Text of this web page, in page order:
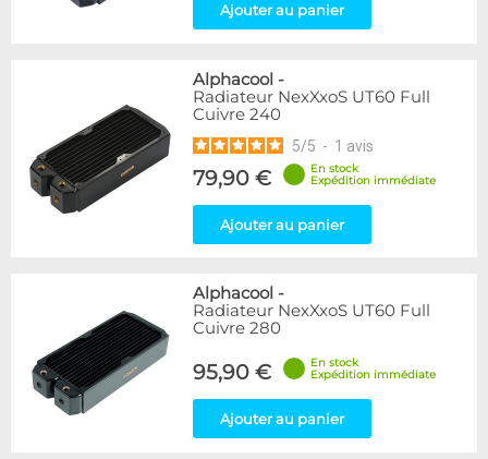
Ajouter au panier
Alphacool -
Radiateur NexXxoS UT60 Full
Cuivre 240
5/5 - 1 avis
79,90 €
En stock
Expédition immédiate
Ajouter au panier
Alphacool -
Radiateur NexXxoS UT60 Full
Cuivre 280
95,90 €
En stock
Expédition immédiate
Ajouter au panier